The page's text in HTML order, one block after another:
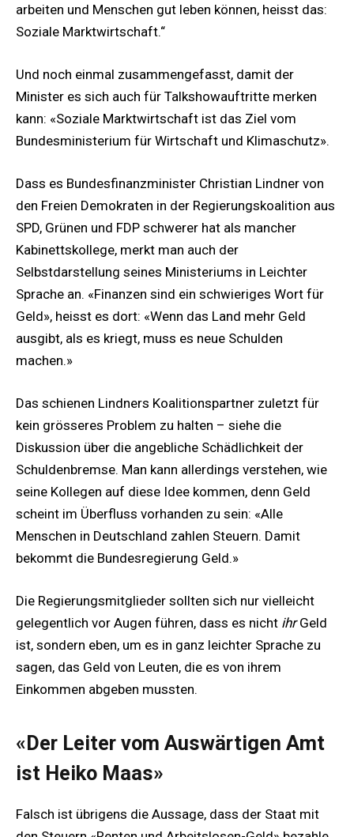
arbeiten und Menschen gut leben können, heisst das:
Soziale Marktwirtschaft.“
Und noch einmal zusammengefasst, damit der
Minister es sich auch für Talkshowauftritte merken
kann: «Soziale Marktwirtschaft ist das Ziel vom
Bundesministerium für Wirtschaft und Klimaschutz».
Dass es Bundesfinanzminister Christian Lindner von
den Freien Demokraten in der Regierungskoalition aus
SPD, Grünen und FDP schwerer hat als mancher
Kabinettskollege, merkt man auch der
Selbstdarstellung seines Ministeriums in Leichter
Sprache an. «Finanzen sind ein schwieriges Wort für
Geld», heisst es dort: «Wenn das Land mehr Geld
ausgibt, als es kriegt, muss es neue Schulden
machen.»
Das schienen Lindners Koalitionspartner zuletzt für
kein grösseres Problem zu halten – siehe die
Diskussion über die angebliche Schädlichkeit der
Schuldenbremse. Man kann allerdings verstehen, wie
seine Kollegen auf diese Idee kommen, denn Geld
scheint im Überfluss vorhanden zu sein: «Alle
Menschen in Deutschland zahlen Steuern. Damit
bekommt die Bundesregierung Geld.»
Die Regierungsmitglieder sollten sich nur vielleicht
gelegentlich vor Augen führen, dass es nicht ihrGeld
ist, sondern eben, um es in ganz leichter Sprache zu
sagen, das Geld von Leuten, die es von ihrem
Einkommen abgeben mussten.
«Der Leiter vom Auswärtigen Amt
ist Heiko Maas»
Falsch ist übrigens die Aussage, dass der Staat mit